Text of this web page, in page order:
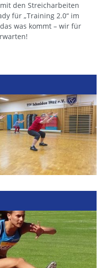
den Streicharbeiten
für „Training 2.0“ im
was kommt – wir für